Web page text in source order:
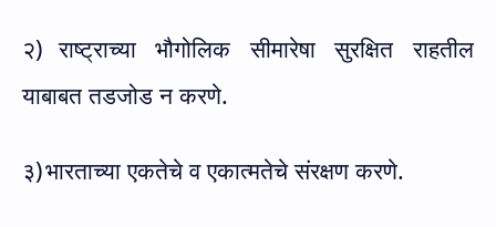
२) राष्ट्राच्या भौगोलिक सीमारेषा सुरक्षित राहतील
याबाबत तडजोड न करणे.
३)भारताच्या एकतेचे व एकात्मतेचे संरक्षण करणे.